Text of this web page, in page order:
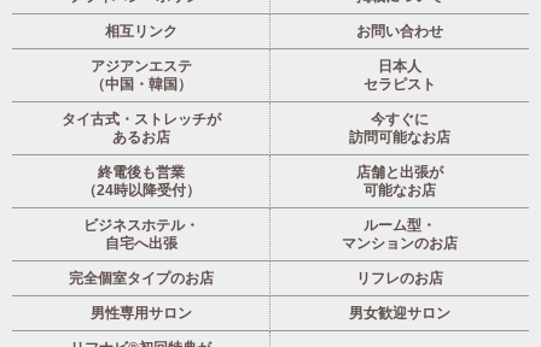
相互リンク お問い合わせ
アジアンエステ
（中国・韓国）
日本人
セラピスト
タイ古式・ストレッチが
あるお店
今すぐに
訪問可能なお店
終電後も営業
（24時以降受付）
店舗と出張が
可能なお店
ビジネスホテル・
自宅へ出張
ルーム型・
マンションのお店
完全個室タイプのお店 リフレのお店
男性専用サロン 男女歓迎サロン